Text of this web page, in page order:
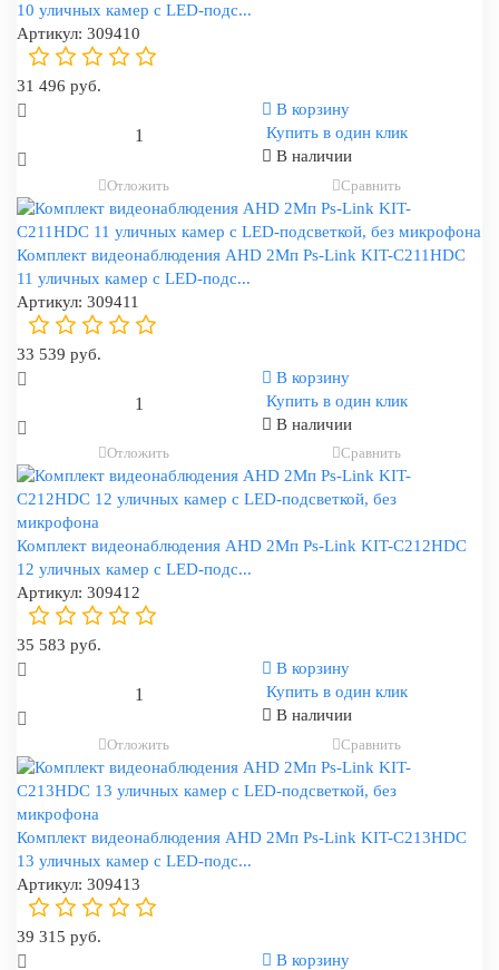
10 уличных камер с LED-подс...
Артикул: 309410
31 496 руб.
В корзину
Купить в один клик
В наличии
Отложить Сравнить
Комплект видеонаблюдения AHD 2Мп Ps-Link KIT-C211HDC
11 уличных камер с LED-подс...
Артикул: 309411
33 539 руб.
В корзину
Купить в один клик
В наличии
Отложить Сравнить
Комплект видеонаблюдения AHD 2Мп Ps-Link KIT-C212HDC
12 уличных камер с LED-подс...
Артикул: 309412
35 583 руб.
В корзину
Купить в один клик
В наличии
Отложить Сравнить
Комплект видеонаблюдения AHD 2Мп Ps-Link KIT-C213HDC
13 уличных камер с LED-подс...
Артикул: 309413
39 315 руб.
В корзину